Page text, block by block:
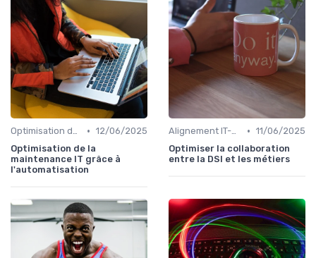
Optimisation des infrastructures IT • 12/06/2025
Optimisation de la
maintenance IT grâce à
l'automatisation
Alignement IT-business • 11/06/2025
Optimiser la collaboration
entre la DSI et les métiers